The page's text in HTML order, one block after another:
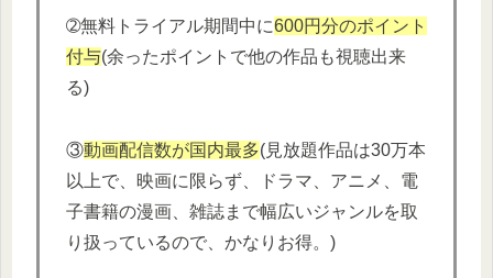
➁無料トライアル期間中に600円分のポイント
付与(余ったポイントで他の作品も視聴出来
る)
③動画配信数が国内最多(見放題作品は30万本
以上で、映画に限らず、ドラマ、アニメ、電
子書籍の漫画、雑誌まで幅広いジャンルを取
り扱っているので、かなりお得。)